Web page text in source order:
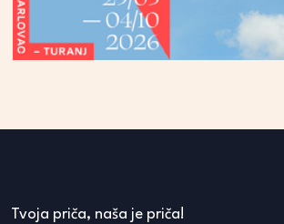
Tvoja priča, naša je priča!